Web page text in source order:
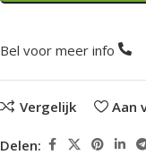
Bel voor meer info
Vergelijk Aan
Delen: